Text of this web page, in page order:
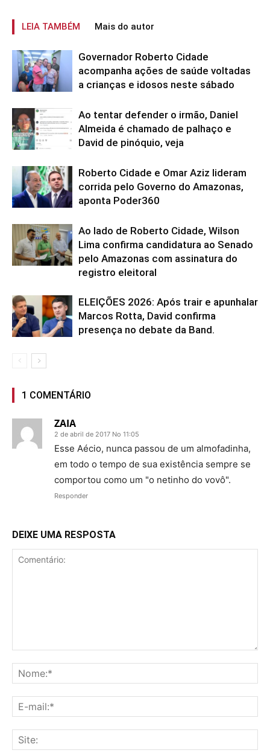
LEIA TAMBÉM Mais do autor
Governador Roberto Cidade
acompanha ações de saúde voltadas
a crianças e idosos neste sábado
Ao tentar defender o irmão, Daniel
Almeida é chamado de palhaço e
David de pinóquio, veja
Roberto Cidade e Omar Aziz lideram
corrida pelo Governo do Amazonas,
aponta Poder360
Ao lado de Roberto Cidade, Wilson
Lima confirma candidatura ao Senado
pelo Amazonas com assinatura do
registro eleitoral
ELEIÇÕES 2026: Após trair e apunhalar
Marcos Rotta, David confirma
presença no debate da Band.
1 COMENTÁRIO
ZAIA
2 de abril de 2017 No 11:05
Esse Aécio, nunca passou de um almofadinha,
em todo o tempo de sua existência sempre se
comportou como um "o netinho do vovô".
Responder
DEIXE UMA RESPOSTA